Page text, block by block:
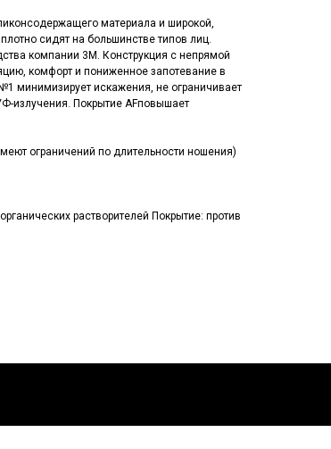
материала и широкой,
сидят на большинстве типов лиц.
компании 3М. Конструкция с непрямой
комфорт и пониженное запотевание в
минимизирует искажения, не ограничивает
излучения. Покрытие AFповышает
ограничений по длительности ношения)
растворителей Покрытие: против